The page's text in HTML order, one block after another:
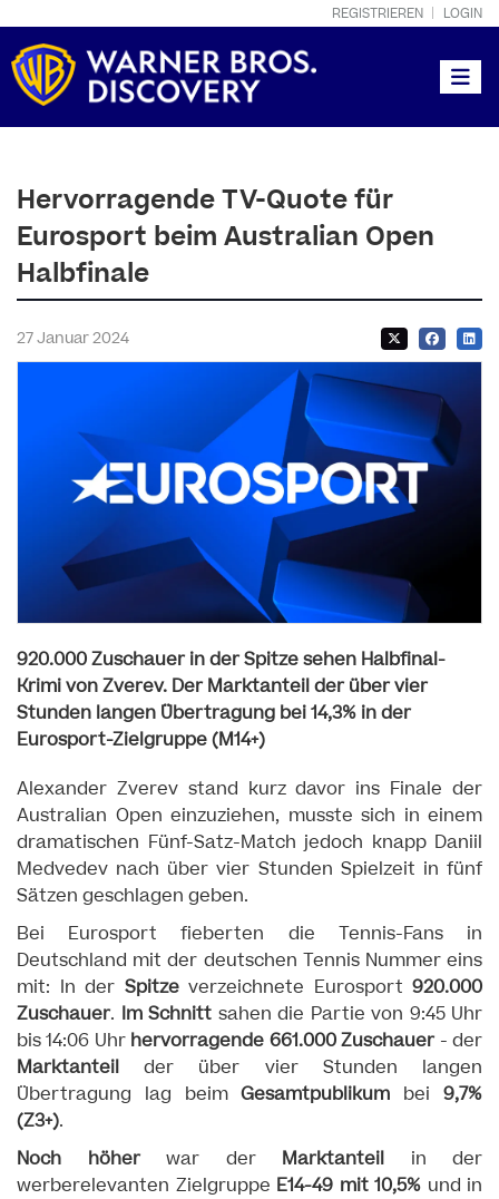
REGISTRIEREN LOGIN
Hervorragende TV-Quote für
Eurosport beim Australian Open
Halbfinale
27 Januar 2024
920.000 Zuschauer in der Spitze sehen Halbfinal-
Krimi von Zverev. Der Marktanteil der über vier
Stunden langen Übertragung bei 14,3% in der
Eurosport-Zielgruppe (M14+)
Alexander Zverev stand kurz davor ins Finale der
Australian Open einzuziehen, musste sich in einem
dramatischen Fünf-Satz-Match jedoch knapp Daniil
Medvedev nach über vier Stunden Spielzeit in fünf
Sätzen geschlagen geben.
Bei Eurosport fieberten die Tennis-Fans in
Deutschland mit der deutschen Tennis Nummer eins
mit: In der Spitze verzeichnete Eurosport 920.000
Zuschauer. Im Schnitt sahen die Partie von 9:45 Uhr
bis 14:06 Uhr hervorragende 661.000 Zuschauer- der
Marktanteilder über vier Stunden langen
Übertragung lag beimGesamtpublikum bei9,7%
(Z3+).
Noch höherwar der Marktanteil in der
werberelevanten Zielgruppe E14-49 mit 10,5% und in